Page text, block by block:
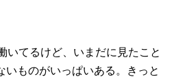
いてるけど、いまだに見たこと
いものがいっぱいある。きっと